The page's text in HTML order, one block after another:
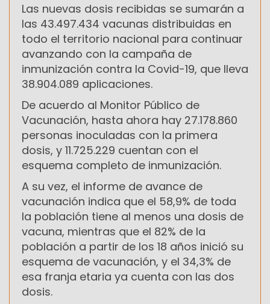
Las nuevas dosis recibidas se sumarán a
las 43.497.434 vacunas distribuidas en
todo el territorio nacional para continuar
avanzando con la campaña de
inmunización contra la Covid-19, que lleva
38.904.089 aplicaciones.
De acuerdo al Monitor Público de
Vacunación, hasta ahora hay 27.178.860
personas inoculadas con la primera
dosis, y 11.725.229 cuentan con el
esquema completo de inmunización.
A su vez, el informe de avance de
vacunación indica que el 58,9% de toda
la población tiene al menos una dosis de
vacuna, mientras que el 82% de la
población a partir de los 18 años inició su
esquema de vacunación, y el 34,3% de
esa franja etaria ya cuenta con las dos
dosis.